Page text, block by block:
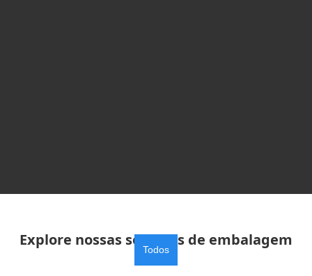
Explore nossas soluções de embalagem
Todos